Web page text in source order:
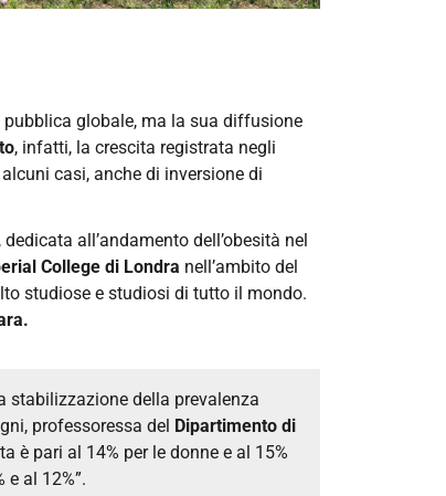
globale, ma la sua diffusione
, infatti, la crescita registrata negli
casi, anche di inversione di
, dedicata all’andamento dell’obesità nel
College di Londra nell’ambito del
studiose e studiosi di tutto il mondo.
stabilizzazione della prevalenza
, professoressa del Dipartimento di
è pari al 14% per le donne e al 15%
al 12%”.